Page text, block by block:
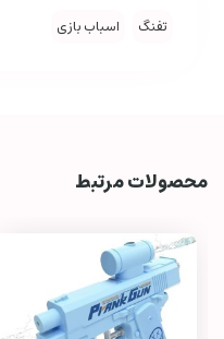
تفنگ اسباب بازی
محصولات مرتبط